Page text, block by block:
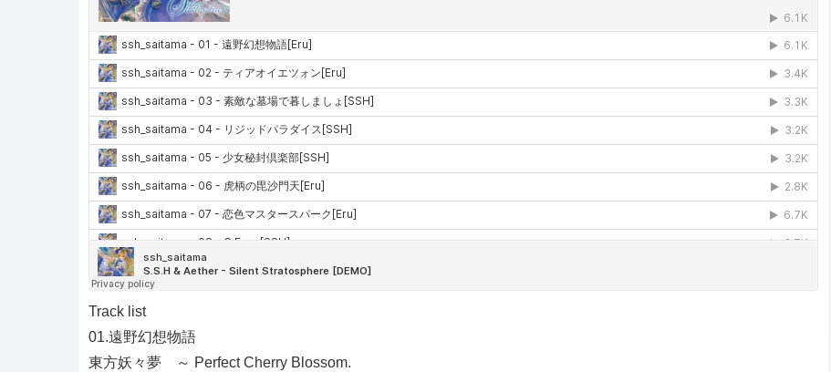
Track list
01.遠野幻想物語
東方妖々夢 ～ Perfect Cherry Blossom.